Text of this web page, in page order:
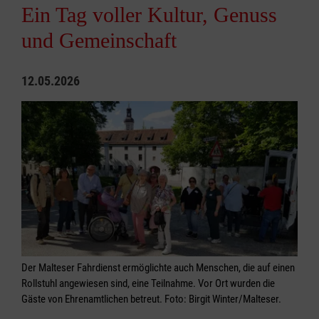
Ein Tag voller Kultur, Genuss
und Gemeinschaft
12.05.2026
Der Malteser Fahrdienst ermöglichte auch Menschen, die auf einen
Rollstuhl angewiesen sind, eine Teilnahme. Vor Ort wurden die
Gäste von Ehrenamtlichen betreut. Foto: Birgit Winter/Malteser.